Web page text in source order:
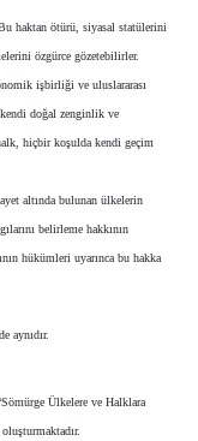
haktan ötürü, siyasal statülerini
özgürce gözetebilirler.
işbirliği ve uluslararası
doğal zenginlik ve
hiçbir koşulda kendi geçim
altında bulunan ülkelerin
belirleme hakkının
hükümleri uyarınca bu hakka
aynıdır.
Ülkelere ve Halklara